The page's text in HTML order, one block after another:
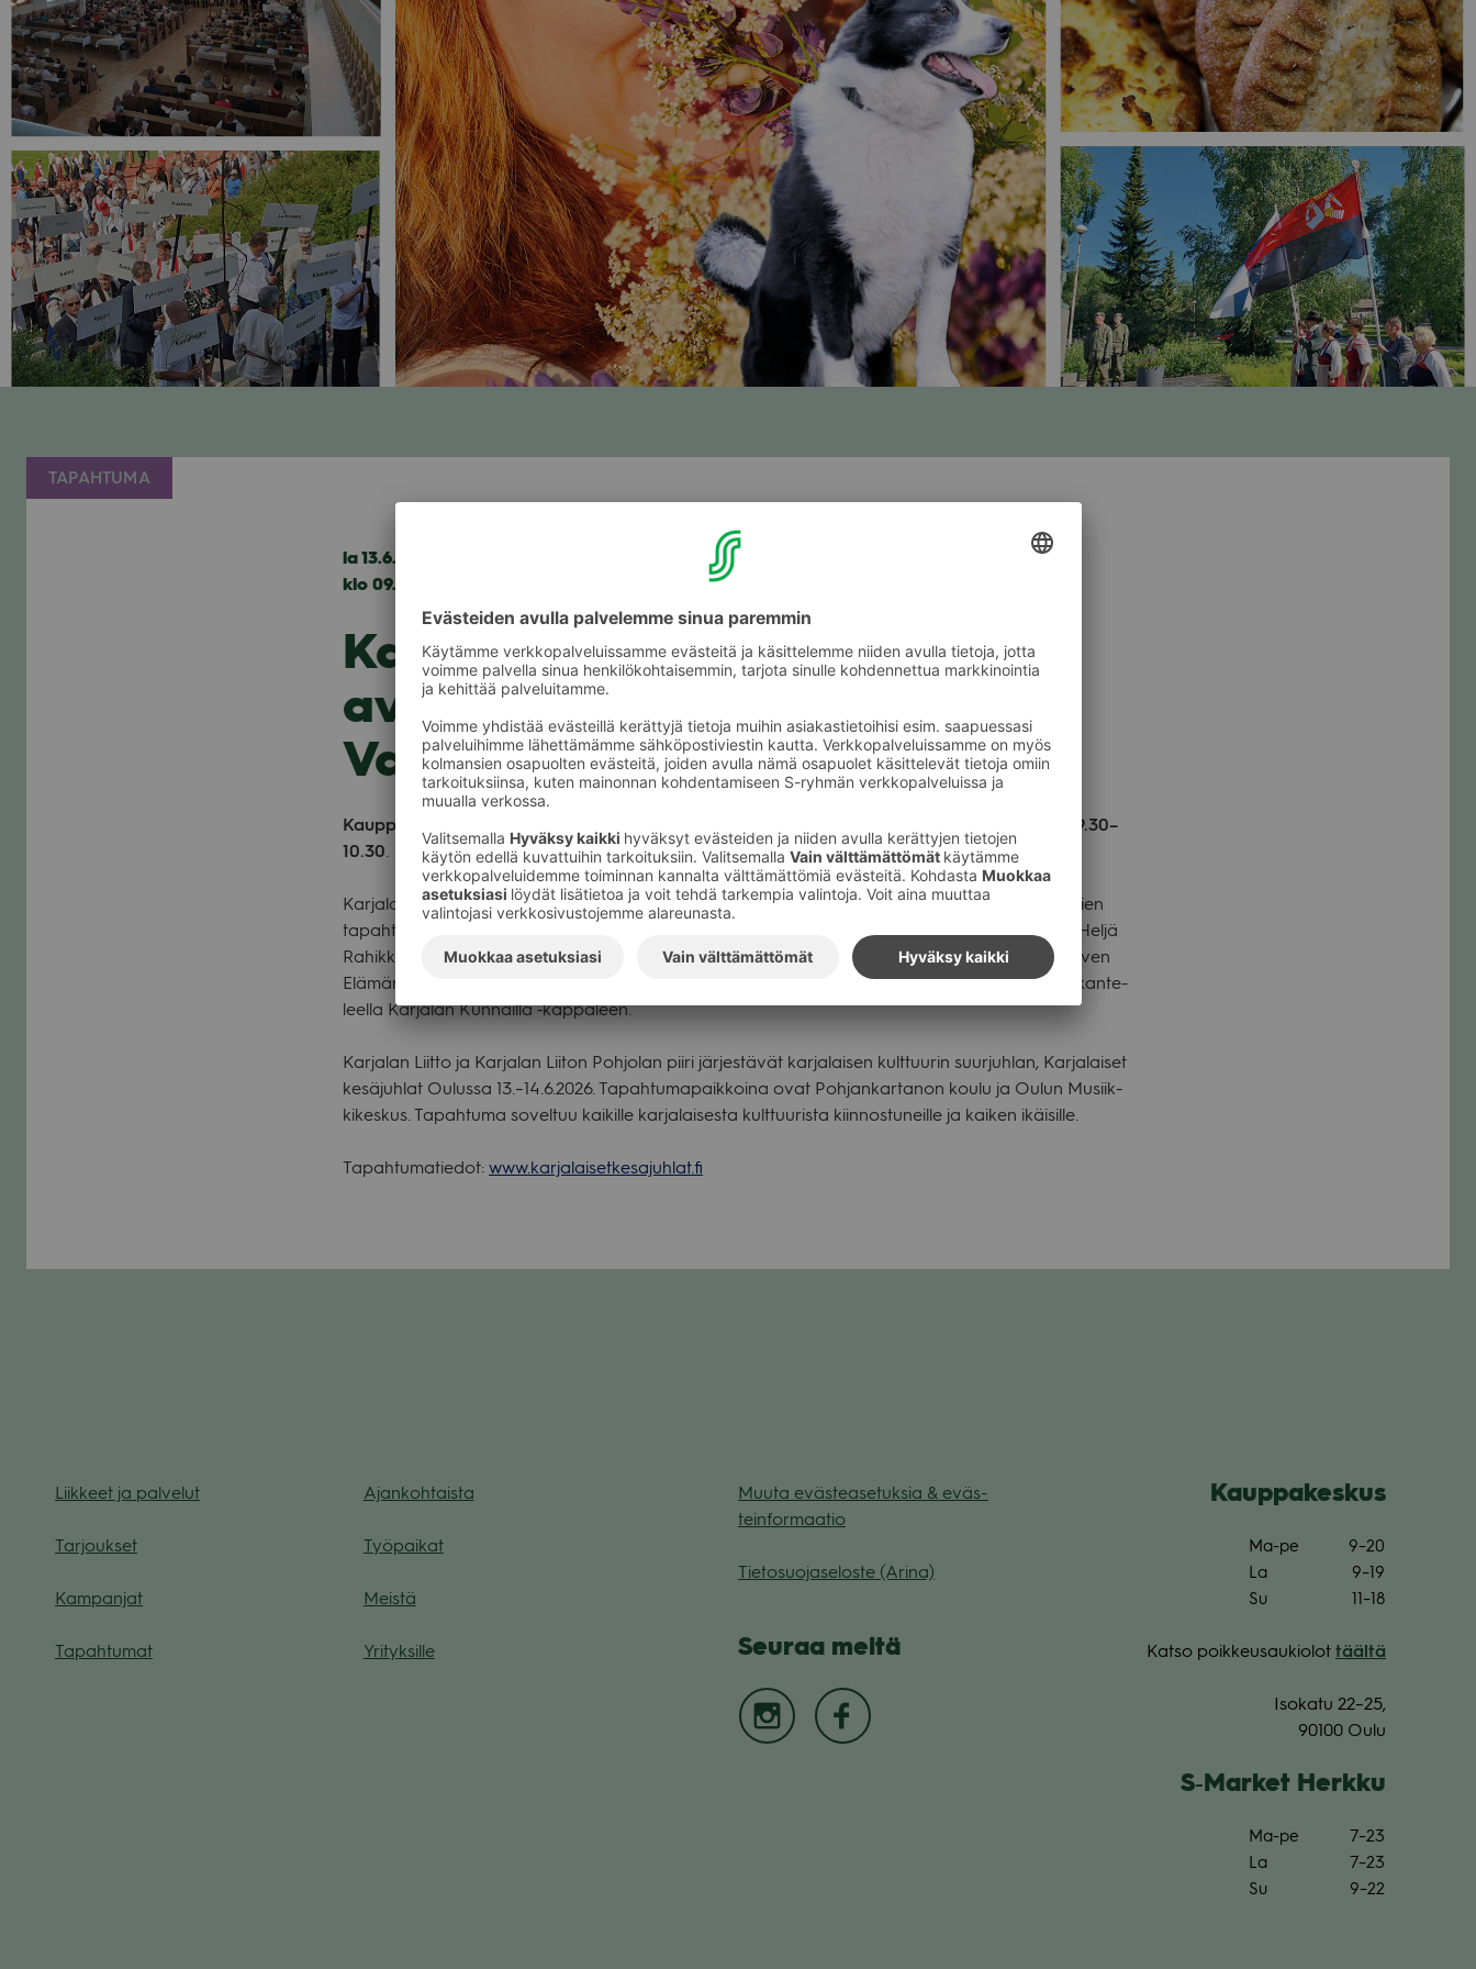
TAPAHTUMA
la 13.6.2026
klo 09.30 — 10.30
Karjalaisten kesäjuhlien
avajaiset Kauppakeskus
Valkeassa
Kaup­pa­kes­kus Val­keassa vie­te­tään Kar­ja­lais­ten kesä­juh­lien ava­jai­sia lau­an­taina 13.6. klo 9.30–
10.30.
Kar­ja­lan Lii­ton Etelä-Kar­ja­lan pii­rin puheen­joh­taja Erkki Suu­ro­nen ker­too Kar­ja­lais­ten kesä­juh­lien
tapah­tu­ma­pe­rin­teestä ja Oulun kesä­juh­lien ohjel­masta. Kar­ja­lan Lii­ton Poh­jo­lan pii­rin sih­teeri Heljä
Rahik­kala ker­too kar­ja­lais­juu­ri­sesta runoi­li­jasta, Eeva Kil­vestä ja lausuu kaksi runoa: Eevan Kil­ven
Elä­män evak­kona ja Toivo Lyy­ran Muis­tat sie viel Kar­ja­laa. Muusikko Darina Nis­si­nen soit­taa kan­te­
leella Kar­ja­lan Kun­nailla ‑kap­pa­leen.
Kar­ja­lan Liitto ja Kar­ja­lan Lii­ton Poh­jo­lan piiri jär­jes­tä­vät kar­ja­lai­sen kult­tuu­rin suur­juh­lan, Kar­ja­lai­set
kesä­juh­lat Oulussa 13.–14.6.2026. Tapah­tu­ma­paik­koina ovat Poh­jan­kar­ta­non koulu ja Oulun Musiik­
ki­kes­kus. Tapah­tuma sovel­tuu kai­kille kar­ja­lai­sesta kult­tuu­rista kiin­nos­tu­neille ja kai­ken ikäi­sille.
Tapah­tu­ma­tie­dot: www.karjalaisetkesajuhlat.fi
Liik­keet ja pal­ve­lut
Tar­jouk­set
Kam­pan­jat
Tapah­tu­mat
Ajan­koh­taista
Työ­pai­kat
Meistä
Yri­tyk­sille
Muuta eväs­tea­se­tuk­sia & eväs­
tein­for­maa­tio
Tie­to­suo­ja­se­loste (Arina)
Seu­raa meitä
Kaup­pa­kes­kus
Ma-pe
9–20
La
9–19
Su
11–18
Katso poik­keus­au­kio­lot täältä
Iso­katu 22–25,
90100 Oulu
S‑Market Herkku
Ma-pe
7–23
La
7–23
Su
9–22